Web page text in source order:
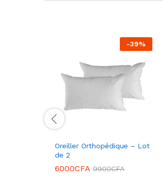
-39%
Oreiller Orthopédique – Lot
de 2
6000CFA 9900CFA